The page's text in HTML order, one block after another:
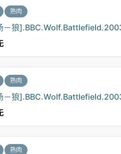
熟肉
－狼
熟肉
－狼
熟肉